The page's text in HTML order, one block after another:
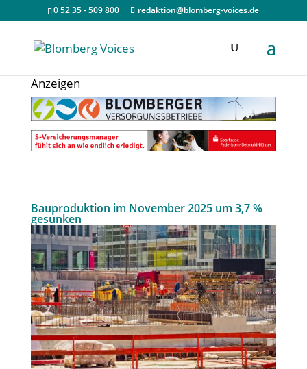
0 52 35 - 509 800 redaktion@blomberg-voices.de
Anzeigen
Bauproduktion im November 2025 um 3,7 %
gesunken